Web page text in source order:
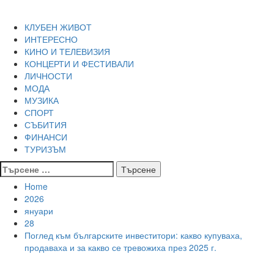
КЛУБЕН ЖИВОТ
ИНТЕРЕСНО
КИНО И ТЕЛЕВИЗИЯ
КОНЦЕРТИ И ФЕСТИВАЛИ
ЛИЧНОСТИ
МОДА
МУЗИКА
СПОРТ
СЪБИТИЯ
ФИНАНСИ
ТУРИЗЪМ
Търсене
за:
Home
2026
януари
28
Поглед към българските инвеститори: какво купуваха,
продаваха и за какво се тревожиха през 2025 г.